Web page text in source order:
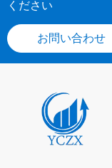
ください
お問い合わせ